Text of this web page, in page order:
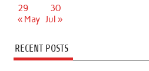
29
30
« May Jul »
RECENT POSTS